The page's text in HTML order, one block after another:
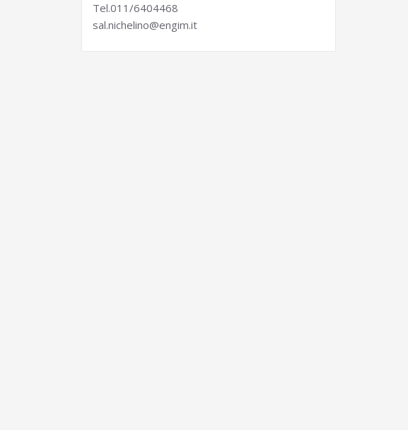
Tel.011/6404468
sal.nichelino@engim.it